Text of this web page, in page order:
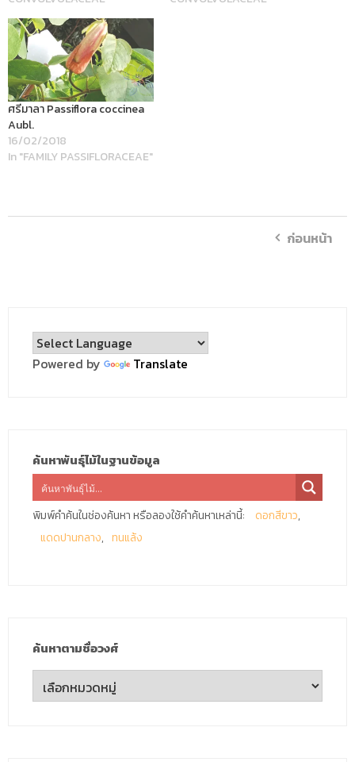
ศรีมาลา Passiflora coccinea
Aubl.
16/02/2018
In "FAMILY PASSIFLORACEAE"
ก่อนหน้า
Powered by Translate
ค้นหาพันธุ์ไม้ในฐานข้อมูล
พิมพ์คำค้นในช่องค้นหา หรือลองใช้คำค้นหาเหล่านี้:
ดอกสีขาว
แดดปานกลาง
ทนแล้ง
ค้นหาตามชื่อวงศ์
ค้นหา
ตาม